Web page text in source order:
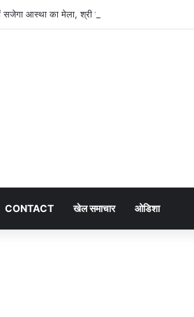
सजेगा आस्था का मेला, श्री जगन्नाथ झूलन रथयात्रा कल से
CONTACT खेल समाचार ओडिशा